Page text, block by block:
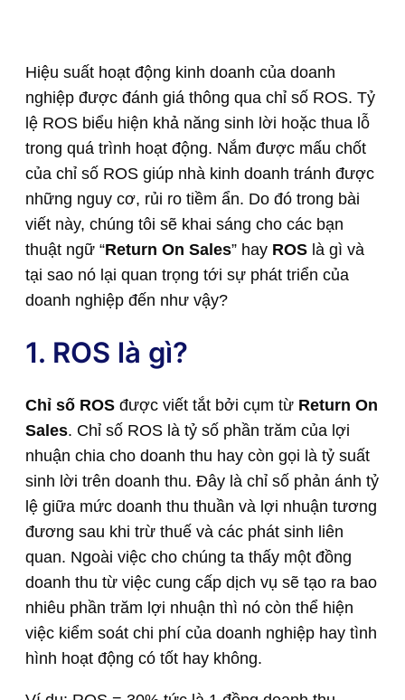
Hiệu suất hoạt động kinh doanh của doanh
nghiệp được đánh giá thông qua chỉ số ROS. Tỷ
lệ ROS biểu hiện khả năng sinh lời hoặc thua lỗ
trong quá trình hoạt động. Nắm được mấu chốt
của chỉ số ROS giúp nhà kinh doanh tránh được
những nguy cơ, rủi ro tiềm ẩn. Do đó trong bài
viết này, chúng tôi sẽ khai sáng cho các bạn
thuật ngữ “Return On Sales” hay ROS là gì và
tại sao nó lại quan trọng tới sự phát triển của
doanh nghiệp đến như vậy?
1. ROS là gì?
Chỉ số ROS được viết tắt bởi cụm từ Return On
Sales. Chỉ số ROS là tỷ số phần trăm của lợi
nhuận chia cho doanh thu hay còn gọi là tỷ suất
sinh lời trên doanh thu. Đây là chỉ số phản ánh tỷ
lệ giữa mức doanh thu thuần và lợi nhuận tương
đương sau khi trừ thuế và các phát sinh liên
quan. Ngoài việc cho chúng ta thấy một đồng
doanh thu từ việc cung cấp dịch vụ sẽ tạo ra bao
nhiêu phần trăm lợi nhuận thì nó còn thể hiện
việc kiểm soát chi phí của doanh nghiệp hay tình
hình hoạt động có tốt hay không.